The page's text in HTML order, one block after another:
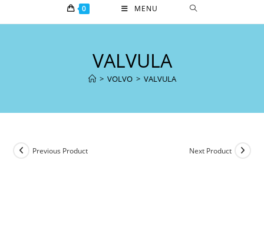
0 MENU
VALVULA
> VOLVO > VALVULA
Previous Product Next Product